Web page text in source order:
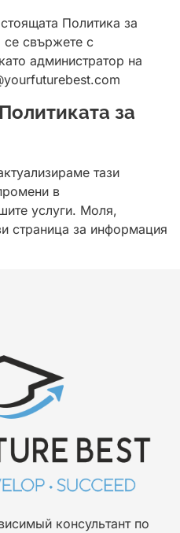
Политика за
се свържете с
администратор на
за
тази
в
услуги. Моля,
страница за информация
консультант по